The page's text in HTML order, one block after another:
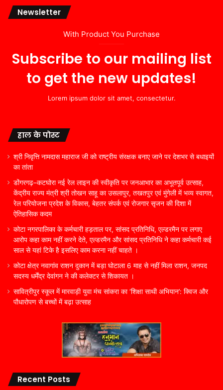
Newsletter
With Product You Purchase
Subscribe to our mailing list
to get the new updates!
Lorem ipsum dolor sit amet, consectetur.
हाल के पोस्ट
श्री निवृत्ति नामदास महाराज जी को राष्ट्रीय संरक्षक बनाए जाने पर देशभर से बधाइयों
का तांता
डोंगरगढ़–कटघोरा नई रेल लाइन की स्वीकृति पर जनआभार का अभूतपूर्व उत्साह,
केंद्रीय राज्य मंत्री श्री तोखन साहू का उसलापुर, तखतपुर एवं मुंगेली में भव्य स्वागत,
रेल परियोजना प्रदेश के विकास, बेहतर संपर्क एवं रोजगार सृजन की दिशा में
ऐतिहासिक कदम
कोटा नगरपालिका के कर्मचारी हड़ताल पर, सांसद प्रतिनिधि, एल्डरमैन पर लगाए
आरोप कहा काम नहीं करने देते, एल्डरमैन और सांसद प्रतिनिधि ने कहा कर्मचारी कई
साल से यहां टिके है इसलिए काम करना नहीं चाहते ।
कोटा क्षेत्र नवागांव राशन दुकान में बड़ा घोटाला 6 माह से नहीं मिला राशन, जनपद
सदस्य धर्मेंद्र देवांगन ने की कलेक्टर से शिकायत ।
सावित्रीपुर स्कूल में मारवाड़ी युवा मंच सांकरा का ‘शिक्षा साथी अभियान’: क्विज और
पौधारोपण से बच्चों में बढ़ा उत्साह
Recent Posts